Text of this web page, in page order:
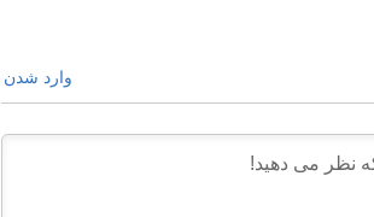
وارد شدن